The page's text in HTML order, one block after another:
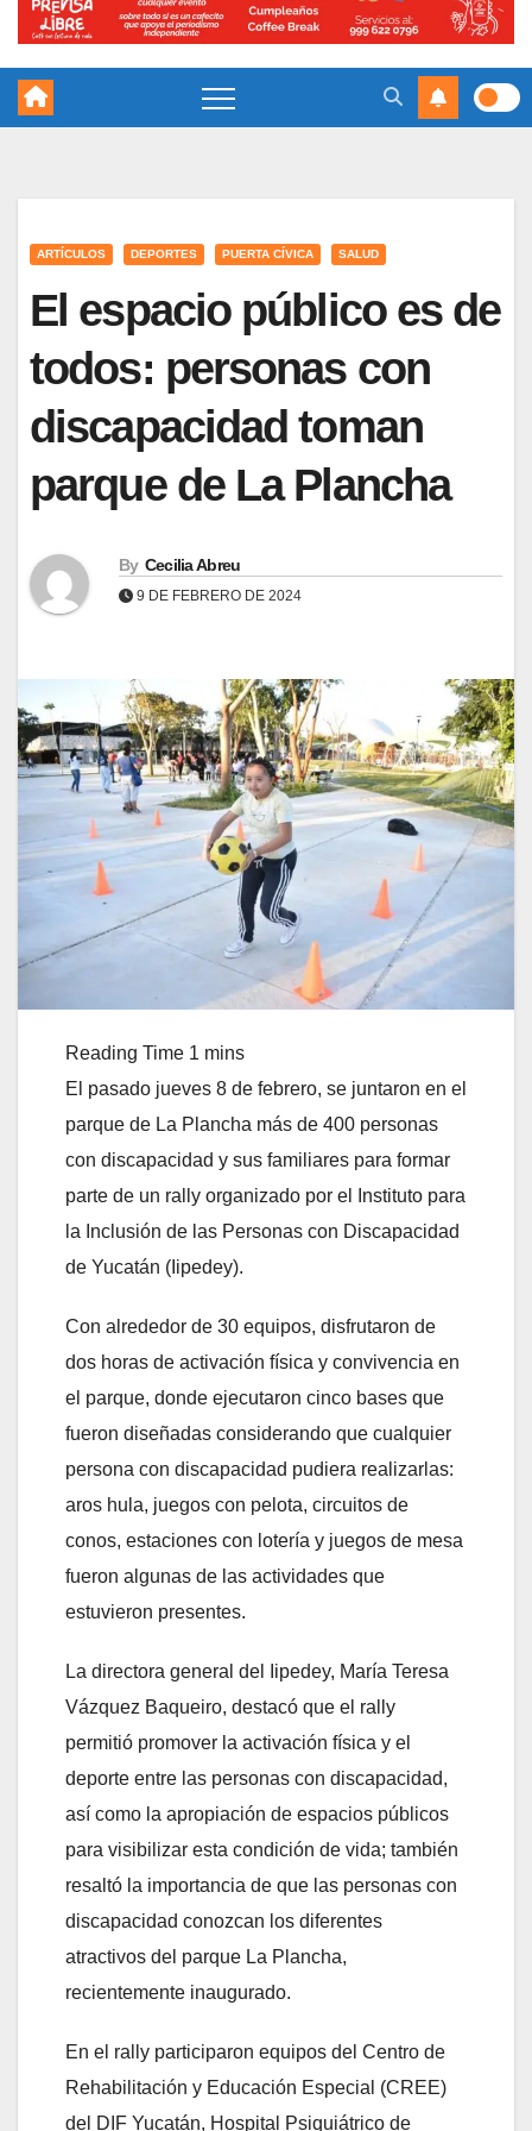
ARTÍCULOS DEPORTES PUERTA CÍVICA SALUD
El espacio público es de
todos: personas con
discapacidad toman
parque de La Plancha
By Cecilia Abreu
9 DE FEBRERO DE 2024
El pasado jueves 8 de febrero, se juntaron en el
parque de La Plancha más de 400 personas
con discapacidad y sus familiares para formar
parte de un rally organizado por el Instituto para
la Inclusión de las Personas con Discapacidad
de Yucatán (Iipedey).
Con alrededor de 30 equipos, disfrutaron de
dos horas de activación física y convivencia en
el parque, donde ejecutaron cinco bases que
fueron diseñadas considerando que cualquier
persona con discapacidad pudiera realizarlas:
aros hula, juegos con pelota, circuitos de
conos, estaciones con lotería y juegos de mesa
fueron algunas de las actividades que
estuvieron presentes.
La directora general del Iipedey, María Teresa
Vázquez Baqueiro, destacó que el rally
permitió promover la activación física y el
deporte entre las personas con discapacidad,
así como la apropiación de espacios públicos
para visibilizar esta condición de vida; también
resaltó la importancia de que las personas con
discapacidad conozcan los diferentes
atractivos del parque La Plancha,
recientemente inaugurado.
En el rally participaron equipos del Centro de
Rehabilitación y Educación Especial (CREE)
del DIF Yucatán, Hospital Psiquiátrico de